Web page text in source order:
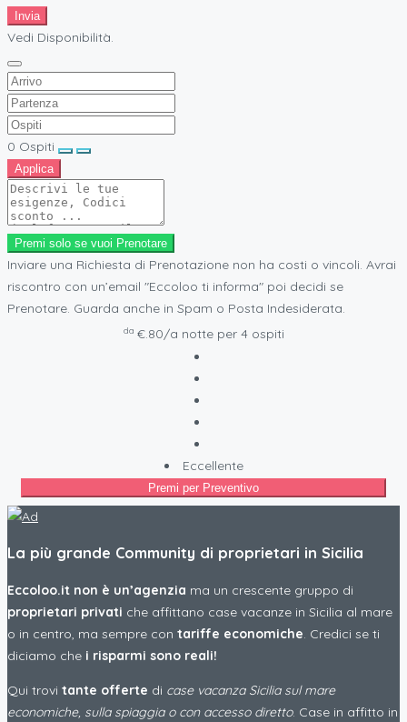
Invia
Vedi Disponibilità.
0 Ospiti
Applica
Premi solo se vuoi Prenotare
Inviare una Richiesta di Prenotazione non ha costi o vincoli. Avrai
riscontro con un’email "Eccoloo ti informa" poi decidi se
Prenotare. Guarda anche in Spam o Posta Indesiderata.
da €.80/a notte per 4 ospiti
Eccellente
Premi per Preventivo
La più grande Community di proprietari in Sicilia
Eccoloo.it non è un’agenzia ma un crescente gruppo di
proprietari privati che affittano case vacanze in Sicilia al mare
o in centro, ma sempre con tariffe economiche . Credici se ti
diciamo che i risparmi sono reali!
Qui trovi tante offerte di case vacanza Sicilia sul mare
economiche, sulla spiaggia o con accesso diretto. Case in affitto in